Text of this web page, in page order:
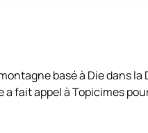
basé à Die dans
fait appel à Topicimes